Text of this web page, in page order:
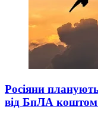
Росіяни
від БпЛА коштом